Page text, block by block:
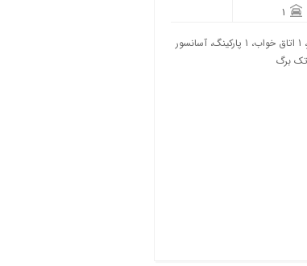
فروش آپارتمان ۵۶متری ۶سال ساخت فردوسی واقع در مرکز شهر آستانه اشرفیه، متراژ 56 متر، 1 اتاق خواب، 1 پارکینگ، آسانسور